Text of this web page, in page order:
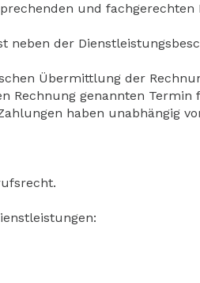
und fachgerechten
neben der
Übermittlung der
Rechnung genannten
haben unabhängig